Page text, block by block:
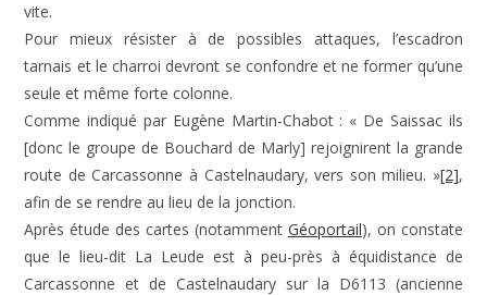
vite.
Pour mieux résister à de possibles attaques, l’escadron
tarnais et le charroi devront se confondre et ne former qu’une
seule et même forte colonne.
Comme indiqué par Eugène Martin-Chabot : « De Saissac ils
[donc le groupe de Bouchard de Marly] rejoignirent la grande
route de Carcassonne à Castelnaudary, vers son milieu. »[2],
afin de se rendre au lieu de la jonction.
Après étude des cartes (notamment Géoportail), on constate
que le lieu-dit La Leude est à peu-près à équidistance de
Carcassonne et de Castelnaudary sur la D6113 (ancienne